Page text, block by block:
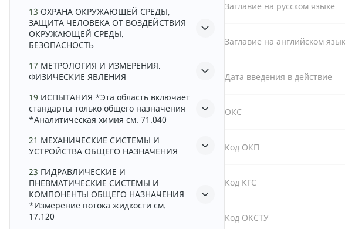
13 ОХРАНА ОКРУЖАЮЩЕЙ СРЕДЫ,
ЗАЩИТА ЧЕЛОВЕКА ОТ ВОЗДЕЙСТВИЯ
ОКРУЖАЮЩЕЙ СРЕДЫ.
БЕЗОПАСНОСТЬ
17 МЕТРОЛОГИЯ И ИЗМЕРЕНИЯ.
ФИЗИЧЕСКИЕ ЯВЛЕНИЯ
19 ИСПЫТАНИЯ *Эта область включает
стандарты только общего назначения
*Аналитическая химия см. 71.040
21 МЕХАНИЧЕСКИЕ СИСТЕМЫ И
УСТРОЙСТВА ОБЩЕГО НАЗНАЧЕНИЯ
23 ГИДРАВЛИЧЕСКИЕ И
ПНЕВМАТИЧЕСКИЕ СИСТЕМЫ И
КОМПОНЕНТЫ ОБЩЕГО НАЗНАЧЕНИЯ
*Измерение потока жидкости см.
17.120
Заглавие на русском языке
Заглавие на английском
Дата введения в действие
ОКС
Код ОКП
Код КГС
Код ОКСТУ